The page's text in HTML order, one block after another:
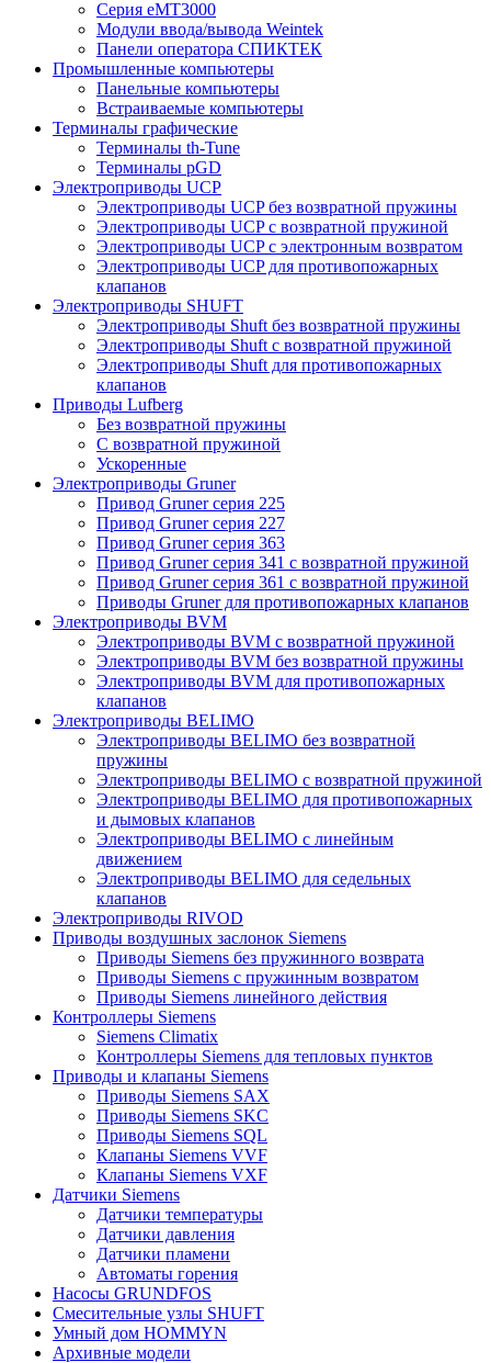
Серия eMT3000
Модули ввода/вывода Weintek
Панели оператора СПИКТЕК
Промышленные компьютеры
Панельные компьютеры
Встраиваемые компьютеры
Терминалы графические
Терминалы th-Tune
Терминалы pGD
Электроприводы UCP
Электроприводы UCP без возвратной пружины
Электроприводы UCP с возвратной пружиной
Электроприводы UCP с электронным возвратом
Электроприводы UCP для противопожарных
клапанов
Электроприводы SHUFT
Электроприводы Shuft без возвратной пружины
Электроприводы Shuft с возвратной пружиной
Электроприводы Shuft для противопожарных
клапанов
Приводы Lufberg
Без возвратной пружины
С возвратной пружиной
Ускоренные
Электроприводы Gruner
Привод Gruner серия 225
Привод Gruner серия 227
Привод Gruner серия 363
Привод Gruner серия 341 с возвратной пружиной
Привод Gruner серия 361 с возвратной пружиной
Приводы Gruner для противопожарных клапанов
Электроприводы BVM
Электроприводы BVM с возвратной пружиной
Электроприводы BVM без возвратной пружины
Электроприводы BVM для противопожарных
клапанов
Электроприводы BELIMO
Электроприводы BELIMO без возвратной
пружины
Электроприводы BELIMO с возвратной пружиной
Электроприводы BELIMO для противопожарных
и дымовых клапанов
Электроприводы BELIMO с линейным
движением
Электроприводы BELIMO для седельных
клапанов
Электроприводы RIVOD
Приводы воздушных заслонок Siemens
Приводы Siemens без пружинного возврата
Приводы Siemens с пружинным возвратом
Приводы Siemens линейного действия
Контроллеры Siemens
Siemens Climatix
Контроллеры Siemens для тепловых пунктов
Приводы и клапаны Siemens
Приводы Siemens SAX
Приводы Siemens SKC
Приводы Siemens SQL
Клапаны Siemens VVF
Клапаны Siemens VXF
Датчики Siemens
Датчики температуры
Датчики давления
Датчики пламени
Автоматы горения
Насосы GRUNDFOS
Смесительные узлы SHUFT
Умный дом HOMMYN
Архивные модели